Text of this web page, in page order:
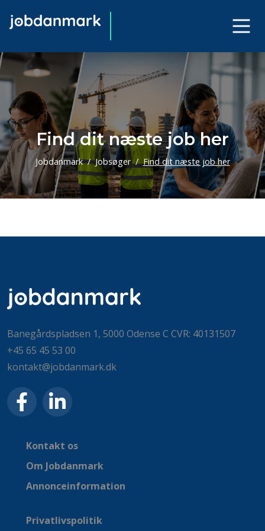
Find dit næste job her
Jobdanmark Jobsøger Find dit næste job her
Banegårdspladsen 1, 5000 Odense C CVR: 40131507
+45 65 45 53 00
kontakt@jobdanmark.dk
Kontakt os
Om Jobdanmark
Annonceinformation
Privatlivspolitik